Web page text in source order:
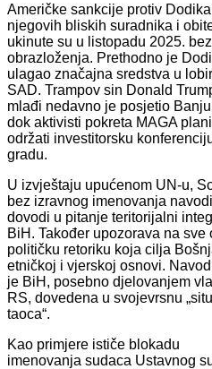
Američke sankcije protiv
njegovih bliskih suradnika i
ukinute su u listopadu 2025. bez
obrazloženja. Prethodno je
ulagao značajna sredstva u
SAD. Trampov sin Donald
mlađi nedavno je posjetio
dok aktivisti pokreta MAGA
održati investitorsku
gradu.
U izvještaju upućenom UN-u,
bez izravnog imenovanja
dovodi u pitanje teritorijalni
BiH. Također upozorava na sve
političku retoriku koja cilja
etničkoj i vjerskoj osnovi.
je BiH, posebno djelovanjem
RS, dovedena u svojevrsnu
taoca“.
Kao primjere ističe blokadu
imenovanja sudaca Ustavnog